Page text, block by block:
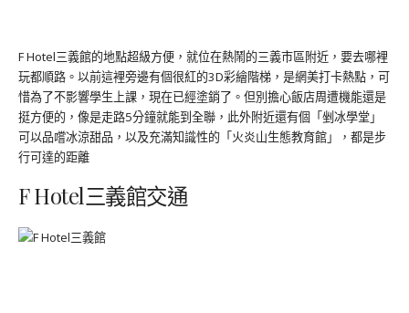
F Hotel三義館的地點超級方便，就位在熱鬧的三義市區附近，要去哪裡
玩都順路。以前這裡旁邊有個很紅的3D彩繪階梯，是網美打卡熱點，可
惜為了不影響學生上課，現在已經塗銷了。但別擔心飯店周遭機能還是
挺方便的，像是走路5分鐘就能到全聯，此外附近還有個「剉冰學堂」
可以品嚐冰涼甜品，以及充滿知識性的「火炎山生態教育館」，都是步
行可達的距離
F Hotel三義館交通